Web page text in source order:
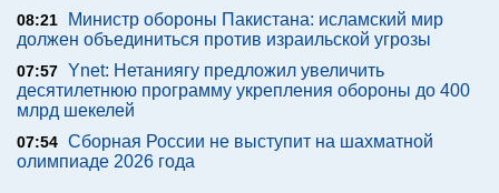
08:21
Министр обороны Пакистана: исламский мир
должен объединиться против израильской угрозы
07:57 Ynet: Нетаниягу предложил увеличить
десятилетнюю программу укрепления обороны до 400
млрд шекелей
07:54 Сборная России не выступит на шахматной
олимпиаде 2026 года